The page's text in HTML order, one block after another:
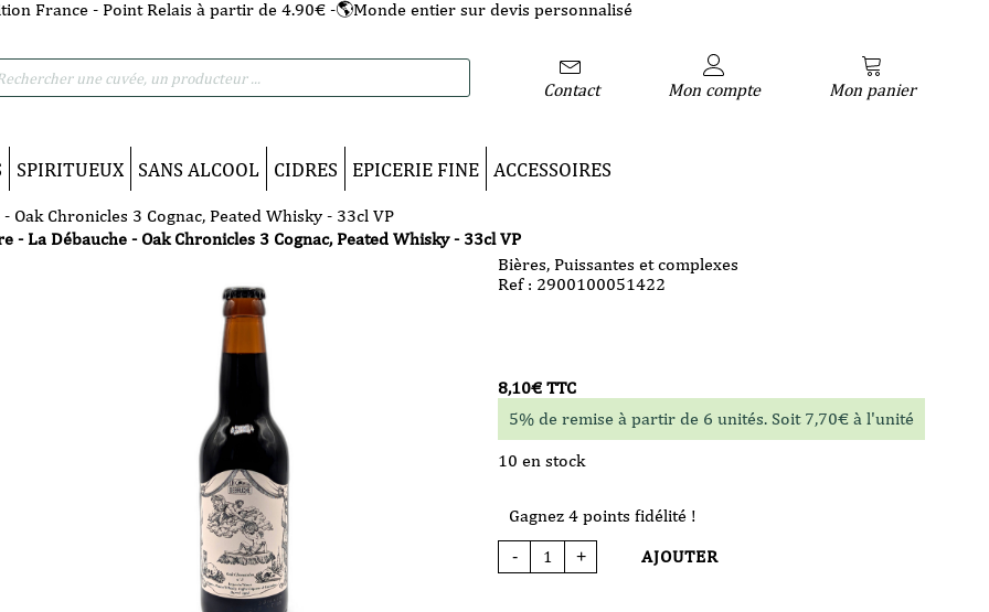
France - Point Relais à partir de 4.90€ -🌎Monde entier sur devis personnalisé
Contact Mon compte Mon panier
SPIRITUEUX SANS ALCOOL CIDRES EPICERIE FINE ACCESSOIRES
Oak Chronicles 3 Cognac, Peated Whisky - 33cl VP
- La Débauche - Oak Chronicles 3 Cognac, Peated Whisky - 33cl VP
Bières, Puissantes et complexes
Ref : 2900100051422
8,10€ TTC
5% de remise à partir de 6 unités. Soit 7,70€ à l'unité
10 en stock
Gagnez 4 points fidélité !
-
quantité+ AJOUTER